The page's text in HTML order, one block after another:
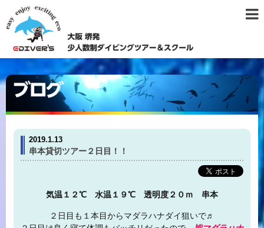
2019.1.13
串本貸切ツアー２日目！！
気温１２℃ 水温１９℃ 透明度２０ｍ 串本
２日目も１本目からマダラハナダイ狙いで♬